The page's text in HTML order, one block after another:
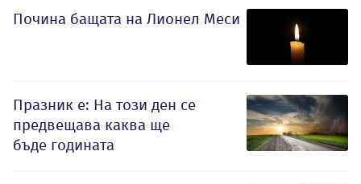
Почина бащата на Лионел Меси
Празник е: На този ден се
предвещава каква ще
бъде годината